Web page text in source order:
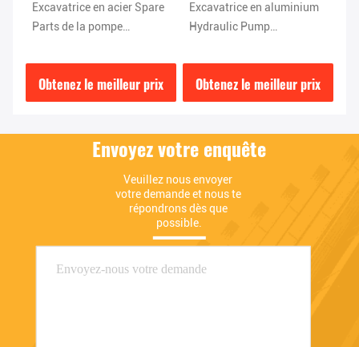
Excavatrice en acier Spare
Parts de la pompe
K3V180DTH-9TOV Kobelco
Obtenez le meilleur prix
Excavatrice en aluminium
Hydraulic Pump
6 Seat Kobelco
Obtenez le meilleur prix
Envoyez votre enquête
Veuillez nous envoyer
votre demande et nous te
répondrons dès que
possible.